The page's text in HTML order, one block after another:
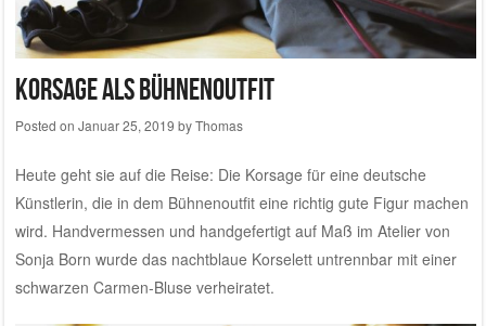
Korsage als Bühnenoutfit
Posted on Januar 25, 2019 byThomas
Heute geht sie auf die Reise: Die Korsage für eine deutsche
Künstlerin, die in dem Bühnenoutfit eine richtig gute Figur machen
wird. Handvermessen und handgefertigt auf Maß im Atelier von
Sonja Born wurde das nachtblaue Korselett untrennbar mit einer
schwarzen Carmen-Bluse verheiratet.